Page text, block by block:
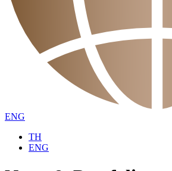
ENG
TH
ENG